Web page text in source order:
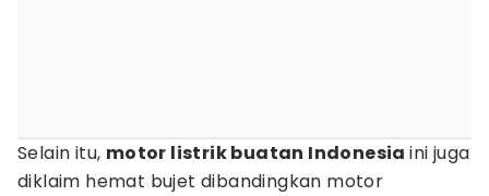
Selain itu, motor listrik buatan Indonesiaini juga
diklaim hemat bujet dibandingkan motor